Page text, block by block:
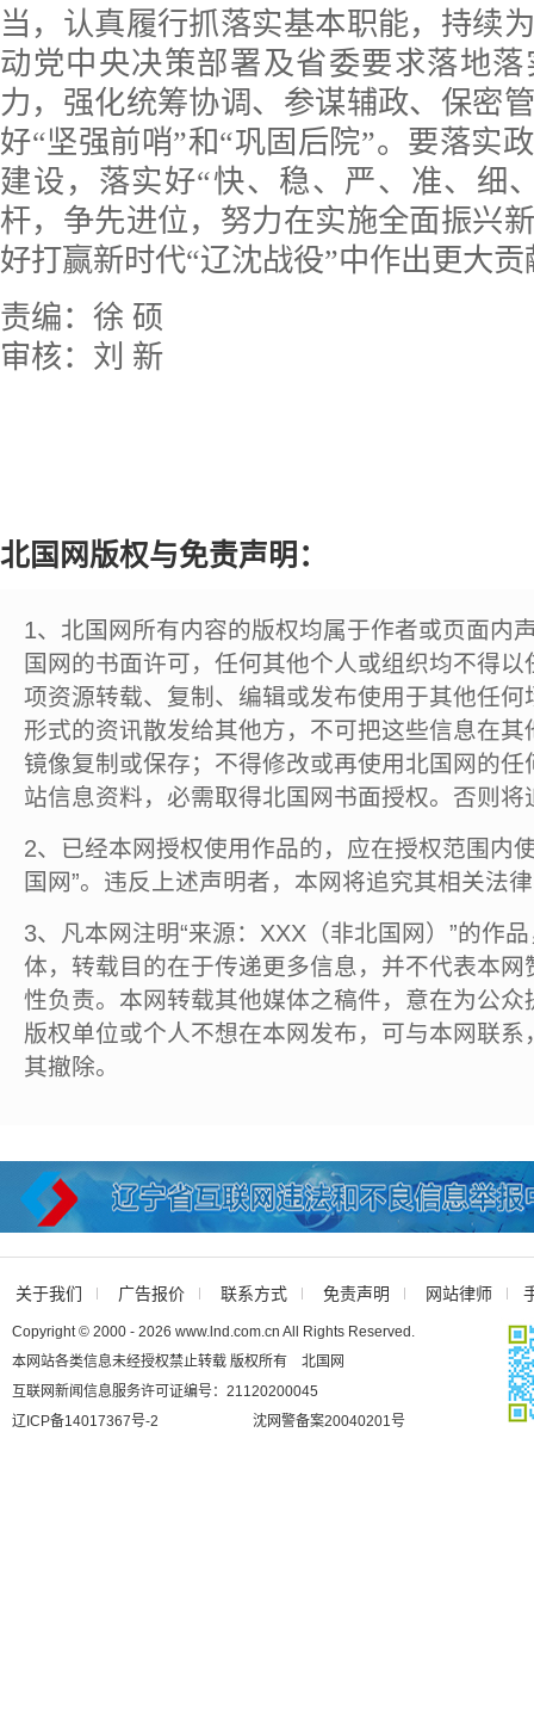
当，认真履行抓落实基本职能，持续
动党中央决策部署及省委要求落地
力，强化统筹协调、参谋辅政、保密
好“坚强前哨”和“巩固后院”。要落实
建设，落实好“快、稳、严、准、细
杆，争先进位，努力在实施全面振兴
好打赢新时代“辽沈战役”中作出更大贡
责编：徐 硕
审核：刘 新
北国网版权与免责声明：
1、北国网所有内容的版权均属于作者或页面内
国网的书面许可，任何其他个人或组织均不得
项资源转载、复制、编辑或发布使用于其他任
形式的资讯散发给其他方，不可把这些信息在
镜像复制或保存；不得修改或再使用北国网的
站信息资料，必需取得北国网书面授权。否则将
2、已经本网授权使用作品的，应在授权范围内
国网”。违反上述声明者，本网将追究其相关法
3、凡本网注明“来源：XXX（非北国网）”的作
体，转载目的在于传递更多信息，并不代表本
性负责。本网转载其他媒体之稿件，意在为公
版权单位或个人不想在本网发布，可与本网联
其撤除。
关于我们 广告报价 联系方式 免责声明 网站律师
Copyright © 2000 - 2026 www.lnd.com.cn All Rights Reserved.
本网站各类信息未经授权禁止转载 版权所有 北国网
互联网新闻信息服务许可证编号：21120200045
辽ICP备14017367号-2
沈网警备案20040201号